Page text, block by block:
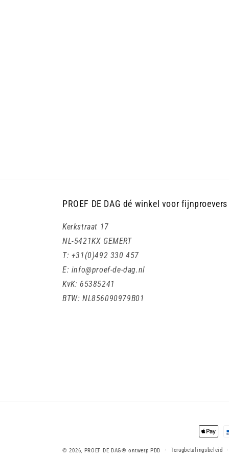
PROEF DE DAG dé winkel voor fijnproevers
Kerkstraat 17
NL-5421KX GEMERT
T: +31(0)492 330 457
E: info@proef-de-dag.nl
KvK: 65385241
BTW: NL856090979B01
© 2026, PROEF DE DAG® ontwerp PDD Terugbetalingsbeleid